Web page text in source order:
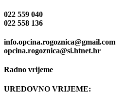
022 559 040
022 558 136
info.opcina.rogoznica@gmail.com
opcina.rogoznica@si.htnet.hr
Radno vrijeme
UREDOVNO VRIJEME: